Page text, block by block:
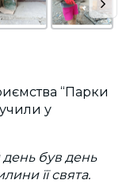
“Парки
у
день був день
її свята.